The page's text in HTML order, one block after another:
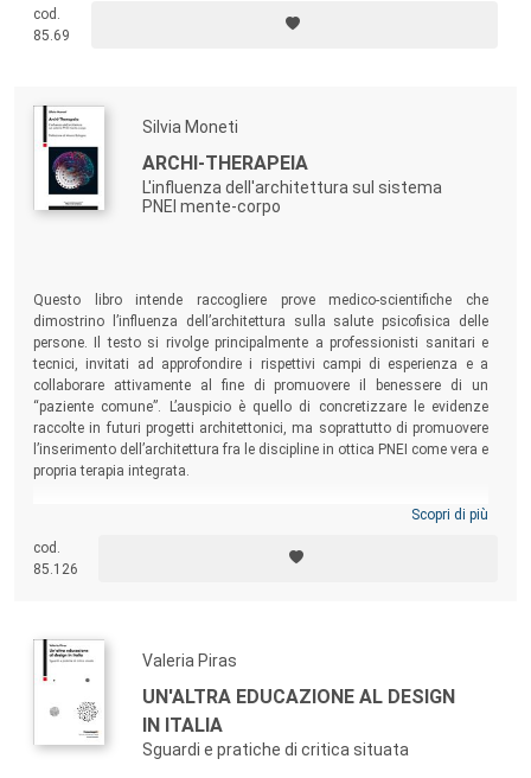
diffusione della cultura del progetto, soprattutto nella sua
imprescindibile dimensione di reciproco scambio e politecnico dialogo
cod.
85.69
Silvia Moneti
ARCHI-THERAPEIA
L'influenza dell'architettura sul sistema
PNEI mente-corpo
Questo libro intende raccogliere prove medico-scientifiche che
dimostrino l’influenza dell’architettura sulla salute psicofisica delle
persone. Il testo si rivolge principalmente a professionisti sanitari e
tecnici, invitati ad approfondire i rispettivi campi di esperienza e a
collaborare attivamente al fine di promuovere il benessere di un
“paziente comune”. L’auspicio è quello di concretizzare le evidenze
raccolte in futuri progetti architettonici, ma soprattutto di promuovere
l’inserimento dell’architettura fra le discipline in ottica PNEI come vera e
propria terapia integrata.
Scopri di più
cod.
85.126
Valeria Piras
UN'ALTRA EDUCAZIONE AL DESIGN
IN ITALIA
Sguardi e pratiche di critica situata